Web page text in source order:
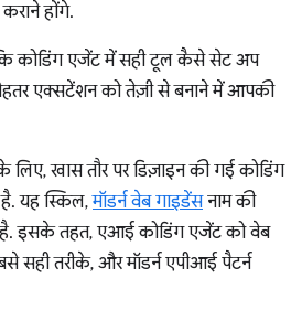
होंगे.
कि कोडिंग एजेंट में सही टूल कैसे सेट अप
एक्सटेंशन को तेज़ी से बनाने में आपकी
खास तौर पर डिज़ाइन की गई कोडिंग
यह स्किल,मॉडर्न वेब गाइडेंसनाम की
है. इसके तहत, एआई कोडिंग एजेंट को वेब
सही तरीके, और मॉडर्न एपीआई पैटर्न